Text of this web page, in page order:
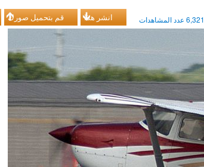
قم بتحميل صورك انشر هذا 6,321عدد المشاهدات